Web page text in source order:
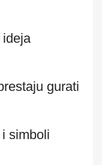
ideja
gurati
simboli